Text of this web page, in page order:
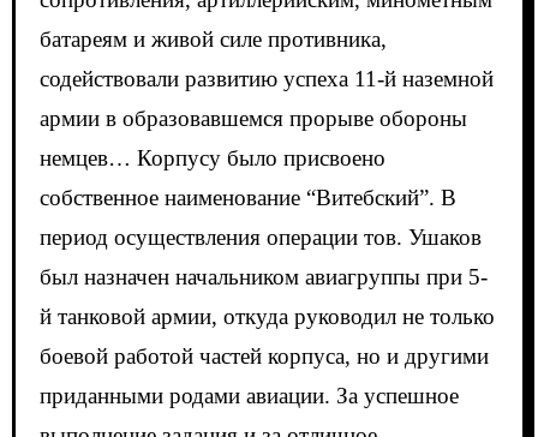
батареям и живой силе противника,
содействовали развитию успеха 11-й наземной
армии в образовавшемся прорыве обороны
немцев… Корпусу было присвоено
собственное наименование “Витебский”. В
период осуществления операции тов. Ушаков
был назначен начальником авиагруппы при 5-
й танковой армии, откуда руководил не только
боевой работой частей корпуса, но и другими
приданными родами авиации. За успешное